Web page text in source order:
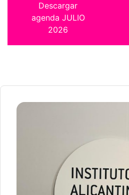
Descargar
agenda JULIO
2026